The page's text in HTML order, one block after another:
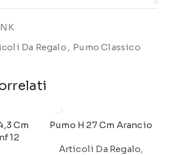
Da Regalo , Pumo Classico
Cm
12
Pumo H 27 Cm Arancio
Articoli Da Regalo,